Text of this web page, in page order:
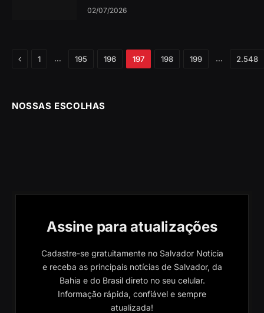
02/07/2026
Anterior
1 … 195 196 197 198 199 … 2.548
NOSSAS ESCOLHAS
Assine para atualizações
Cadastre-se gratuitamente no Salvador Notícia
e receba as principais notícias de Salvador, da
Bahia e do Brasil direto no seu celular.
Informação rápida, confiável e sempre
atualizada!